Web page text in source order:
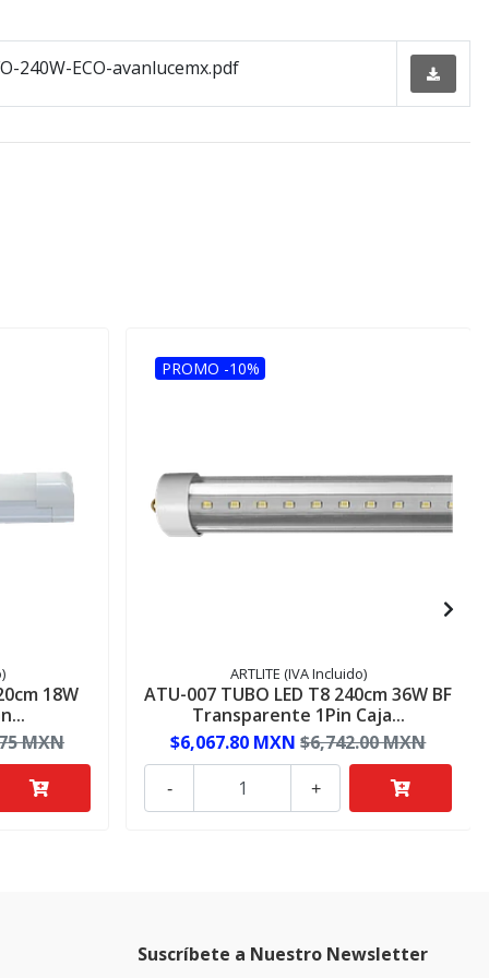
240W-ECO-avanlucemx.pdf
18W
MXN
PROMO -10%
ARTLITE (IVA Incluido)
ATU-007 TUBO LED T8 240cm 36W BF
Transparente 1Pin Caja...
$6,067.80 MXN $6,742.00 MXN
+
-
Suscríbete a Nuestro Newsletter